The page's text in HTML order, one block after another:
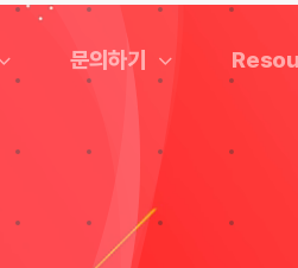
문의하기